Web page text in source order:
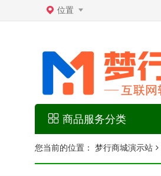
位置
商品服务分类
您当前的位置： 梦行商城演示站